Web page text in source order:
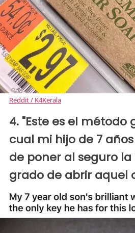
Reddit / K4Kerala
4. "Este es el método
cual mi hijo de 7
de poner al seguro
grado de abrir aquel